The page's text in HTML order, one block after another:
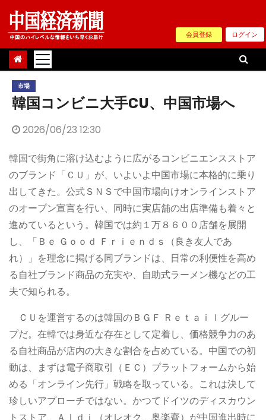
Skip
content
会員登録 ログイン
市場
韓国コンビニ大手CU、中国市場へ
2026/06/23 12:30
韓国で街角に溶け込むように広がるコンビニエンスストア
のブランド「ＣＵ」が、いよいよ中国市場に本格的に乗り
出してきた。公式ＳＮＳで中国市場向けオンラインストア
のオープン宣言を行い、同時に実店舗の出店準備も着々と
進めているという。韓国では約１万８６００店舗を展開
し、「Ｂｅ Ｇｏｏｄ Ｆｒｉｅｎｄｓ（良き友人であ
れ）」を理念に掲げる同ブランドは、日常の利便性を高め
る自社ブランド商品の充実や、自助式ラーメン機などの工
夫で知られる。
ＣＵを運営するのは韓国のＢＧＦ Ｒｅｔａｉｌグルー
プだ。在韓では身近な存在として定着し、価格競争力のあ
る自社商品が店内の大きな割合を占めている。中国での初
動は、まずは電子商取引（ＥＣ）プラットフォームから始
める「オンライン先行」戦略を取っている。これは決して
珍しいアプローチではない。かつてドイツのディスカウン
トストア、Ａｌｄｉ（オレオク、奥楽齊）が中国進出時に